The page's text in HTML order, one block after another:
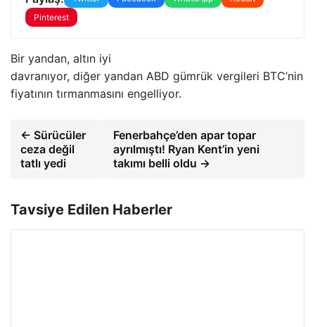
Pinterest
Bir yandan, altın iyi
davranıyor, diğer yandan ABD gümrük vergileri BTC’nin
fiyatının tırmanmasını engelliyor.
← Sürücüler
ceza değil
tatlı yedi
Fenerbahçe’den apar topar
ayrılmıştı! Ryan Kent’in yeni
takımı belli oldu →
Tavsiye Edilen Haberler